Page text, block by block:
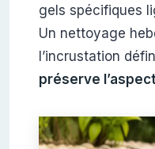
gels spécifiques
Un nettoyage
l’incrustation
préserve